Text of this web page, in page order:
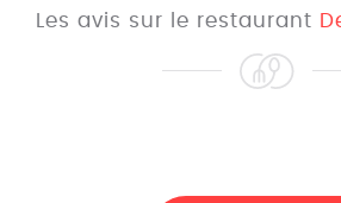
Les avis sur le restaurant